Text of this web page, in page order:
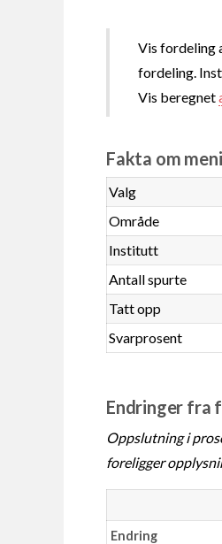
Vis fordeling
fordeling.
Vis beregnet
Fakta om
Valg
Område
Institutt
Antall spurte
Tatt opp
Svarprosent
Endringer fra
Oppslutning i
foreligger
Endring